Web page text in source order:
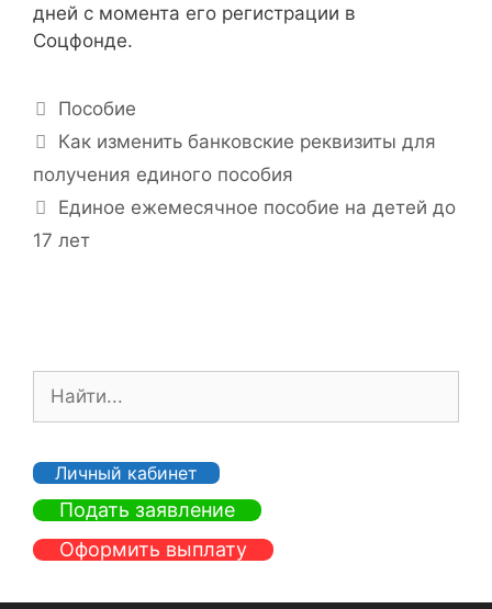
дней с момента его регистрации в
Соцфонде.
Р
у
р
и
к
Пособие
Н
а
и
г
и
с
и
Как изменить банковские реквизиты для
получения единого пособия
Единое ежемесячное пособие на детей до
17 лет
с
:
Личный кабинет
Подать заявление
Оформить выплату